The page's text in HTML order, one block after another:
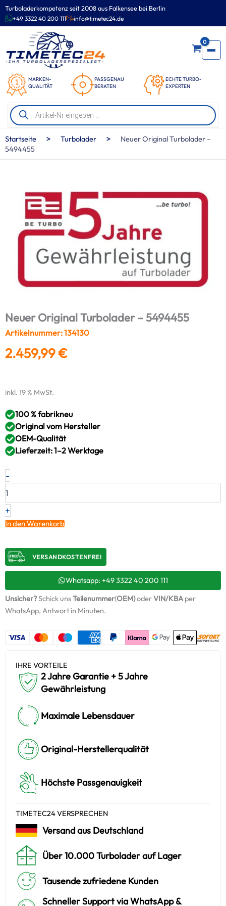
Turboladerkompetenz seit 2008 aus Falkensee bei Berlin
+49 3322 40 200 111 info@timetec24.de
MARKEN-
QUALITÄT
PASSGENAU
BERATEN
ECHTE TURBO-
EXPERTEN
0
Products
search
Zum
Inhalt
springen
Startseite > Turbolader >
Neuer Original Turbolader –
5494455
Neuer Original Turbolader – 5494455
Artikelnummer: 134130
2.459,99€
inkl. 19 % MwSt.
100 % fabrikneu
Original vom Hersteller
OEM-Qualität
Lieferzeit: 1–2 Werktage
-
Neuer
Original
5494455
Menge
+
In den Warenkorb
VERSANDKOSTENFREI​
Whatsapp: +49 3322 40 200 111
Unsicher?Schick unsTeilenummer(OEM)oderVIN/KBAper
WhatsApp, Antwort in Minuten.
IHRE VORTEILE
2 Jahre Garantie + 5 Jahre
Gewährleistung
Maximale Lebensdauer
Original-Herstellerqualität
Höchste Passgenauigkeit
TIMETEC24 VERSPRECHEN
Versand aus Deutschland
Über 10.000 Turbolader auf Lager
Tausende zufriedene Kunden
Schneller Support via WhatsApp &